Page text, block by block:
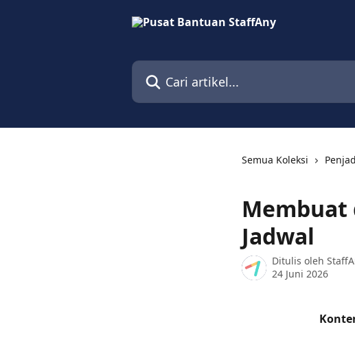
Cari artikel...
Semua Koleksi
Membuat
Jadwal
Ditulis oleh
24 Juni 2026